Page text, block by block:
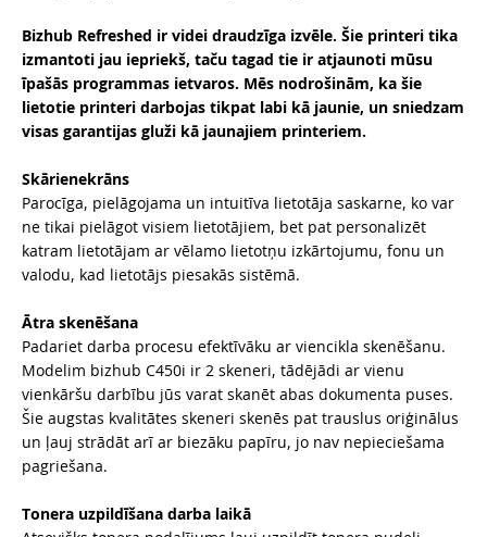
Bizhub Refreshed ir videi draudzīga izvēle. Šie printeri tika
izmantoti jau iepriekš, taču tagad tie ir atjaunoti mūsu
īpašās programmas ietvaros. Mēs nodrošinām, ka šie
lietotie printeri darbojas tikpat labi kā jaunie, un sniedzam
visas garantijas gluži kā jaunajiem printeriem.
Skārienekrāns
Parocīga, pielāgojama un intuitīva lietotāja saskarne, ko var
ne tikai pielāgot visiem lietotājiem, bet pat personalizēt
katram lietotājam ar vēlamo lietotņu izkārtojumu, fonu un
valodu, kad lietotājs piesakās sistēmā.
Ātra skenēšana
Padariet darba procesu efektīvāku ar viencikla skenēšanu.
Modelim bizhub C450i ir 2 skeneri, tādējādi ar vienu
vienkāršu darbību jūs varat skanēt abas dokumenta puses.
Šie augstas kvalitātes skeneri skenēs pat trauslus oriģinālus
un ļauj strādāt arī ar biezāku papīru, jo nav nepieciešama
pagriešana.
Tonera uzpildīšana darba laikā